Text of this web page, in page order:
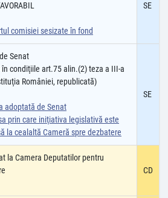
comisiei sesizate în fond
SE
Senat
condiţiile art.75 alin.(2) teza a III-a
României, republicată)
adoptată de Senat
prin care iniţiativa legislativă este
la cealaltă Cameră spre dezbatere
SE
la Camera Deputatilor pentru
CD